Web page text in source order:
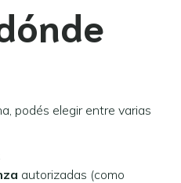
podés elegir entre varias
autorizadas (como